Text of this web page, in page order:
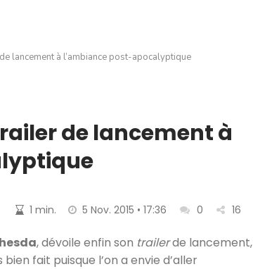
lancement à l’ambiance post-apocalyptique
de lancement à
1 min. 5 Nov. 2015 • 17:36 0 16
, dévoile enfin son trailerde lancement,
fait puisque l’on a envie d’aller